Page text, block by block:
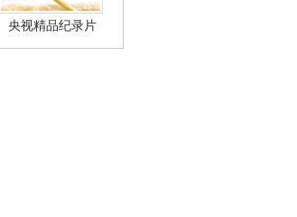
央视精品纪录片